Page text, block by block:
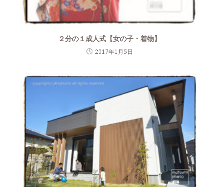
２分の１成人式【女の子・着物】
2017年1月5日